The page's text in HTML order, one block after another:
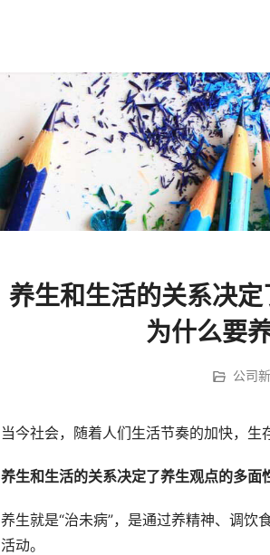
养生和生活的关系决定
为什么要
公司
当今社会，随着人们生活节奏的加快，生
养生和生活的关系决定了养生观点的多面
养生就是“治未病”，是通过养精神、调
活动。